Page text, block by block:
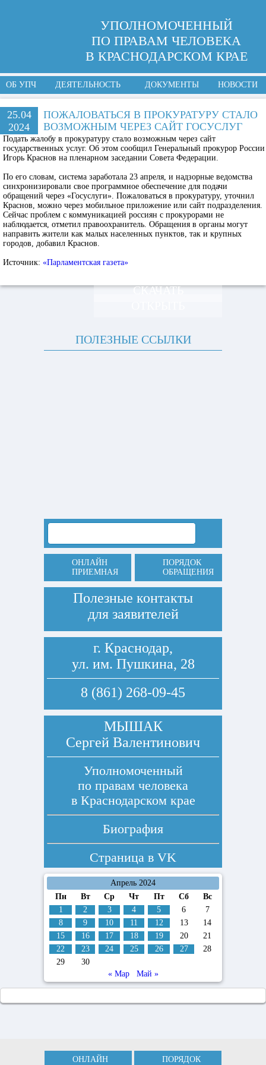
УПОЛНОМОЧЕННЫЙ
ПО ПРАВАМ ЧЕЛОВЕКА
В КРАСНОДАРСКОМ КРАЕ
ОБ УПЧ ДЕЯТЕЛЬНОСТЬ ДОКУМЕНТЫ НОВОСТИ
25.04
2024
ПОЖАЛОВАТЬСЯ В ПРОКУРАТУРУ СТАЛО
ВОЗМОЖНЫМ ЧЕРЕЗ САЙТ ГОСУСЛУГ
Подать жалобу в прокуратуру стало возможным через сайт
государственных услуг. Об этом сообщил Генеральный прокурор России
Игорь Краснов на пленарном заседании Совета Федерации.
По его словам, система заработала 23 апреля, и надзорные ведомства
синхронизировали свое программное обеспечение для подачи
обращений через «Госуслуги». Пожаловаться в прокуратуру, уточнил
Краснов, можно через мобильное приложение или сайт подразделения.
Сейчас проблем с коммуникацией россиян с прокурорами не
наблюдается, отметил правоохранитель. Обращения в органы могут
направить жители как малых населенных пунктов, так и крупных
городов, добавил Краснов.
Источник: «Парламентская газета»
СКАЧАТЬ
ПОЛЕЗНЫЕ ССЫЛКИ
ОНЛАЙН
ПРИЕМНАЯ
ПОРЯДОК
ОБРАЩЕНИЯ
Полезные контакты
для заявителей
г. Краснодар,
ул. им. Пушкина, 28
8 (861) 268-09-45
МЫШАК
Сергей Валентинович
Уполномоченный
по правам человека
в Краснодарском крае
Биография
Страница в VK
Апрель 2024
Пн
Вт Ср Чт Пт Сб
Вс
1
2 3 4 5 6
7
8
9 10 11 12 13
14
15
16 17 18 19 20
21
22
23 24 25 26 27
28
29
30
« Мар
Май »
ОНЛАЙН
ПОРЯДОК